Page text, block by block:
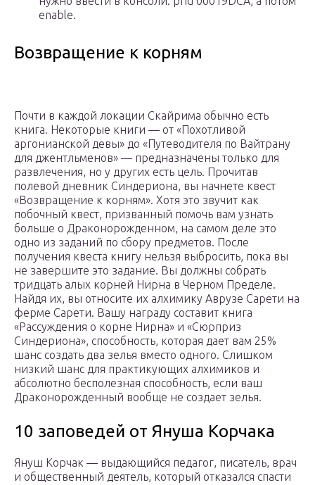
enable.
Возвращение к корням
Почти в каждой локации Скайрима обычно есть
книга. Некоторые книги — от «Похотливой
аргонианской девы» до «Путеводителя по Вайтрану
для джентльменов» — предназначены только для
развлечения, но у других есть цель. Прочитав
полевой дневник Синдериона, вы начнете квест
«Возвращение к корням». Хотя это звучит как
побочный квест, призванный помочь вам узнать
больше о Драконорожденном, на самом деле это
одно из заданий по сбору предметов. После
получения квеста книгу нельзя выбросить, пока вы
не завершите это задание. Вы должны собрать
тридцать алых корней Нирна в Черном Пределе.
Найдя их, вы относите их алхимику Аврузе Сарети на
ферме Сарети. Вашу награду составит книга
«Рассуждения о корне Нирна» и «Сюрприз
Синдериона», способность, которая дает вам 25%
шанс создать два зелья вместо одного. Слишком
низкий шанс для практикующих алхимиков и
абсолютно бесполезная способность, если ваш
Драконорожденный вообще не создает зелья.
10 заповедей от Януша Корчака
Януш Корчак — выдающийся педагог, писатель, врач
и общественный деятель, который отказался спасти